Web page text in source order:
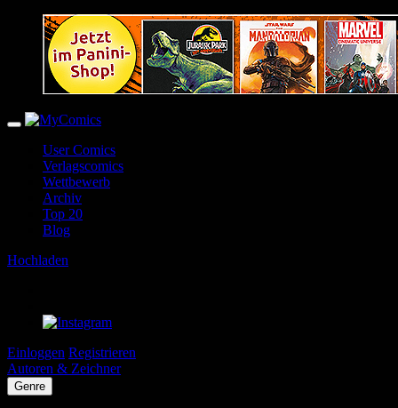
User Comics
Verlagscomics
Wettbewerb
Archiv
Top 20
Blog
Hochladen
Einloggen Registrieren
Autoren & Zeichner
Genre